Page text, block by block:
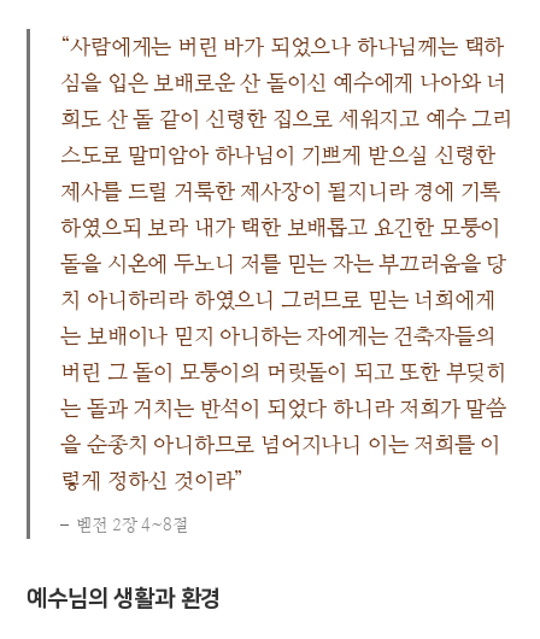
“사람에게는 버린 바가 되었으나 하나님께는 택하
심을 입은 보배로운 산 돌이신 예수에게 나아와 너
희도 산 돌 같이 신령한 집으로 세워지고 예수 그리
스도로 말미암아 하나님이 기쁘게 받으실 신령한
제사를 드릴 거룩한 제사장이 될지니라 경에 기록
하였으되 보라 내가 택한 보배롭고 요긴한 모퉁이
돌을 시온에 두노니 저를 믿는 자는 부끄러움을 당
치 아니하리라 하였으니 그러므로 믿는 너희에게
는 보배이나 믿지 아니하는 자에게는 건축자들의
버린 그 돌이 모퉁이의 머릿돌이 되고 또한 부딪히
는 돌과 거치는 반석이 되었다 하니라 저희가 말씀
을 순종치 아니하므로 넘어지나니 이는 저희를 이
렇게 정하신 것이라”
벧전 2장 4~8절
예수님의 생활과 환경